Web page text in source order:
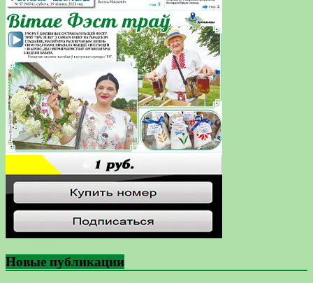
Новые публикации